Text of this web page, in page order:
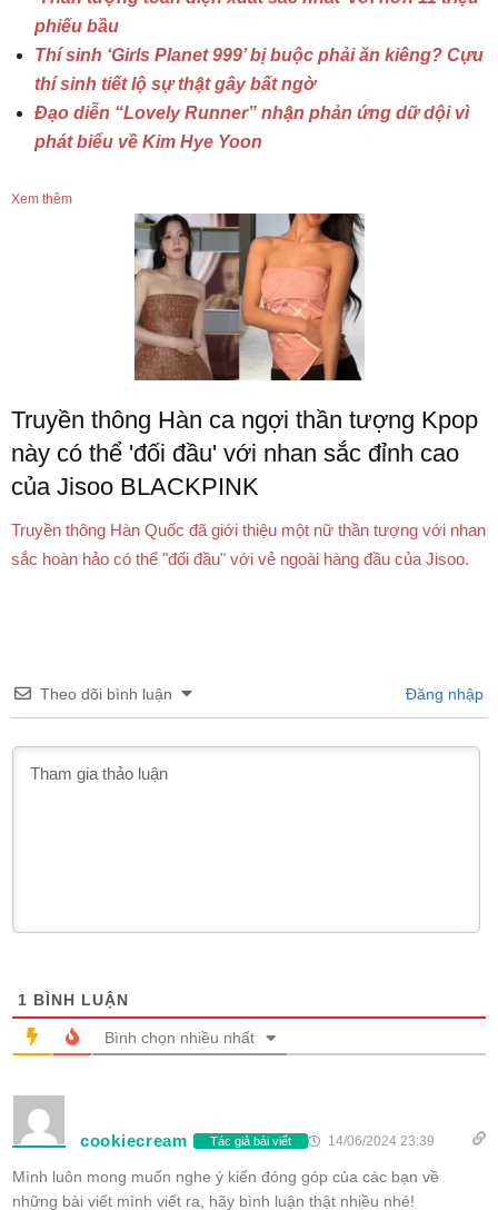
phiếu bầu
Thí sinh ‘Girls Planet 999’ bị buộc phải ăn kiêng? Cựu
thí sinh tiết lộ sự thật gây bất ngờ
Đạo diễn “Lovely Runner” nhận phản ứng dữ dội vì
phát biểu về Kim Hye Yoon
Xem thêm
Truyền thông Hàn ca ngợi thần tượng Kpop
này có thể 'đối đầu' với nhan sắc đỉnh cao
của Jisoo BLACKPINK
Truyền thông Hàn Quốc đã giới thiệu một nữ thần tượng với nhan
sắc hoàn hảo có thể "đối đầu" với vẻ ngoài hàng đầu của Jisoo.
Theo dõi bình luận Đăng nhập
1 BÌNH LUẬN
Bình chọn nhiều nhất
cookiecream Tác giả bài viết 14/06/2024 23:39
Mình luôn mong muốn nghe ý kiến đóng góp của các bạn về
những bài viết mình viết ra, hãy bình luận thật nhiều nhé!